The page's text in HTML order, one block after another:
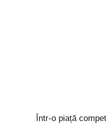
Într-o piață